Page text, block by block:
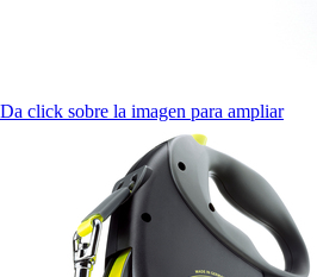
Da click sobre la imagen para ampliar